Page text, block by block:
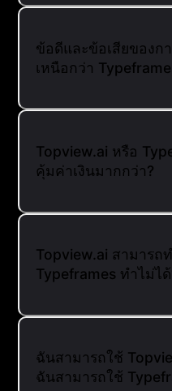
ข้อดีและข้อเสียของก
เหนือกว่า
Topview.ai หรือ
คุ้มค่าเงินมากกว่า?
Topview.ai สามารถ
Typeframes ทำไม่ไ
ฉันสามารถใช้
ฉันสามารถใช้